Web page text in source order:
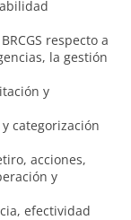
respecto a
la gestión
y
categorización
acciones,
y
efectividad